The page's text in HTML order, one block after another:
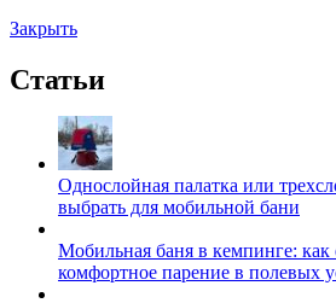
Закрыть
Статьи
Однослойная палатка или
выбрать для мобильной бани
Мобильная баня в кемпинге: как
комфортное парение в полевых